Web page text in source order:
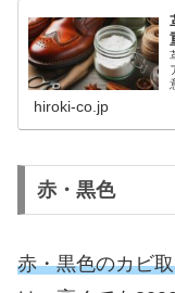
hiroki-co.jp
赤・黒色
赤・黒色のカビ